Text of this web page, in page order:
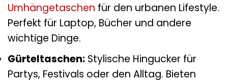
Umhängetaschen für den urbanen Lifestyle.
Perfekt für Laptop, Bücher und andere
wichtige Dinge.
Gürteltaschen: Stylische Hingucker für
Partys, Festivals oder den Alltag. Bieten